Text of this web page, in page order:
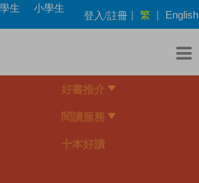
生
小學生
登入/註冊 | 繁 | English
好書推介
閱讀服務
十本好讀